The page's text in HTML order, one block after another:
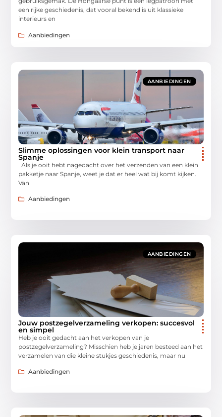
een rijke geschiedenis, dat vooral bekend is uit klassieke
interieurs en
Aanbiedingen
AANBIEDINGEN
Slimme oplossingen voor klein transport naar
Spanje
Als je ooit hebt nagedacht over het verzenden van een klein
pakketje naar Spanje, weet je dat er heel wat bij komt kijken.
Van
Aanbiedingen
AANBIEDINGEN
Jouw postzegelverzameling verkopen: succesvol
en simpel
Heb je ooit gedacht aan het verkopen van je
postzegelverzameling? Misschien heb je jaren besteed aan het
verzamelen van die kleine stukjes geschiedenis, maar nu
Aanbiedingen